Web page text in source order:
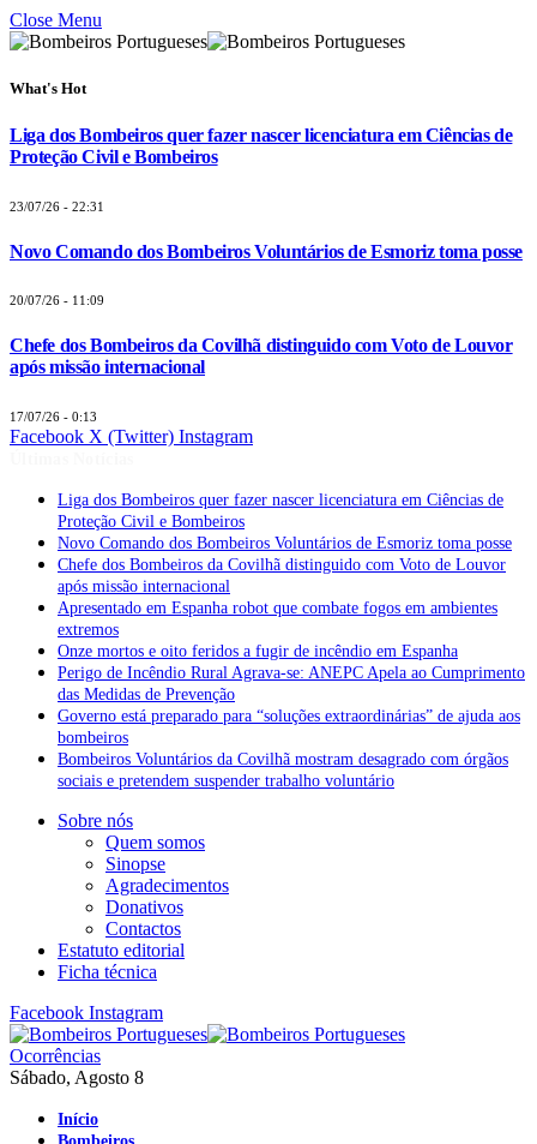
Close Menu
What's Hot
Liga dos Bombeiros quer fazer nascer licenciatura em Ciências de
Proteção Civil e Bombeiros
23/07/26 - 22:31
Novo Comando dos Bombeiros Voluntários de Esmoriz toma posse
20/07/26 - 11:09
Chefe dos Bombeiros da Covilhã distinguido com Voto de Louvor
após missão internacional
17/07/26 - 0:13
Facebook X (Twitter) Instagram
Liga dos Bombeiros quer fazer nascer licenciatura em Ciências de
Proteção Civil e Bombeiros
Novo Comando dos Bombeiros Voluntários de Esmoriz toma posse
Chefe dos Bombeiros da Covilhã distinguido com Voto de Louvor
após missão internacional
Apresentado em Espanha robot que combate fogos em ambientes
extremos
Onze mortos e oito feridos a fugir de incêndio em Espanha
Perigo de Incêndio Rural Agrava-se: ANEPC Apela ao Cumprimento
das Medidas de Prevenção
Governo está preparado para “soluções extraordinárias” de ajuda aos
bombeiros
Bombeiros Voluntários da Covilhã mostram desagrado com órgãos
sociais e pretendem suspender trabalho voluntário
Sobre nós
Quem somos
Sinopse
Agradecimentos
Donativos
Contactos
Estatuto editorial
Ficha técnica
Facebook Instagram
Ocorrências
Sábado, Agosto 8
Início
Bombeiros